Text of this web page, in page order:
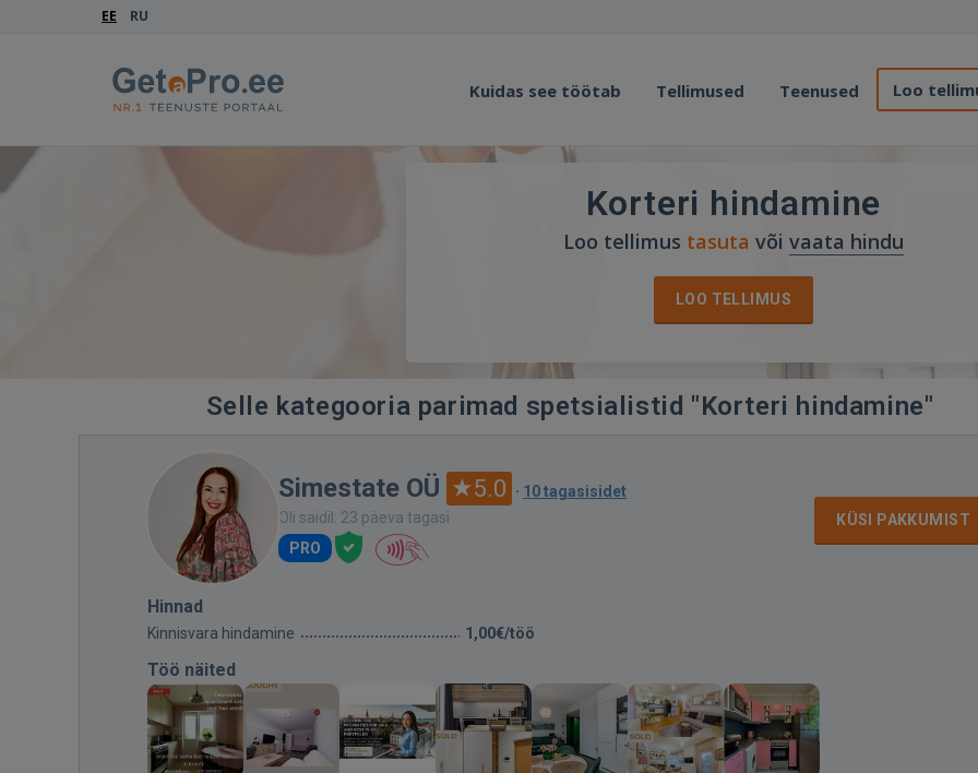
EE RU
Kuidas see töötab Tellimused Teenused Loo
Korteri hindamine
Loo tellimus tasuta või vaata hindu
LOO TELLIMUS
Selle kategooria parimad spetsialistid "Korteri hindamine"
Simestate OÜ 5.0 · 10 tagasisidet
Oli saidil: 23 päeva tagasi
PRO
KÜSI PAKKUMIST
Hinnad
Kinnisvara hindamine 1,00€/töö
Töö näited